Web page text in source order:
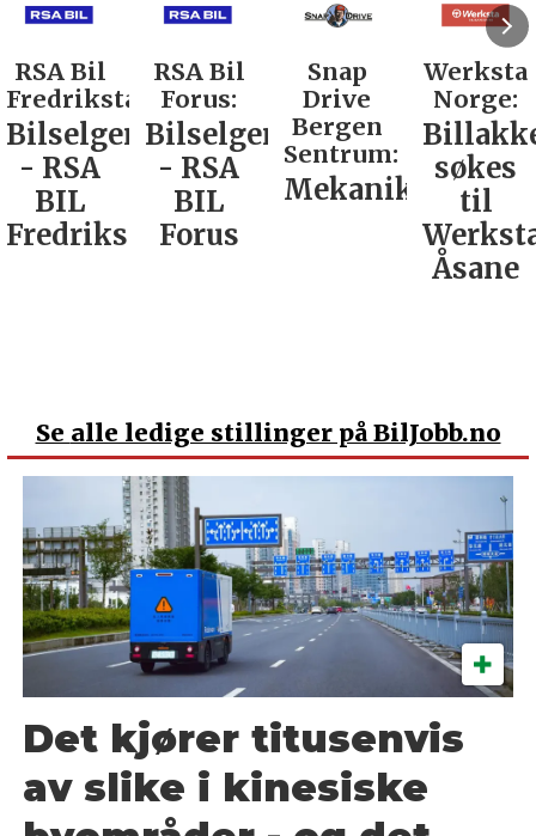
RSA Bil
Forus:
Bilselger
- RSA
BIL
Forus
Snap
Drive
Bergen
Sentrum:
Mekaniker
Werksta
Norge:
Billakkerer
søkes
til
Rodin &
Co AS:
Se alle ledige stillinger på BilJobb.no
Det kjører titusenvis
av slike i kinesiske